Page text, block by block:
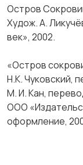
Остров
Худож. А.
век», 2002.
«Остров
Н.К. Чуковский,
М. И. Кан,
ООО
оформление,